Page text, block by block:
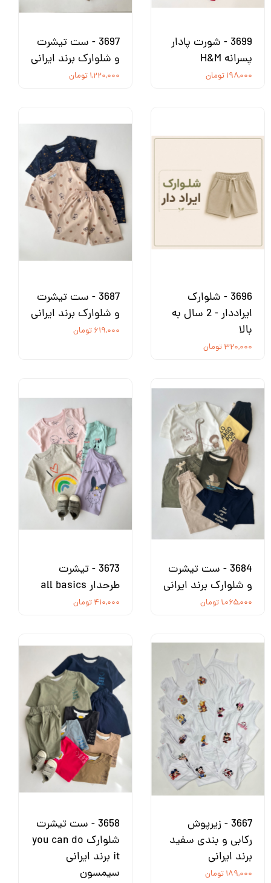
3699 - شورت پادار
پسرانه H&M
۱۹۸,۰۰۰ تومان
3697 - ست تیشرت
و شلوارک برند ایرانی
۱,۲۲۰,۰۰۰ تومان
3696 - شلوارک
ایراددار - 2 سال به
بالا
۳۲۰,۰۰۰ تومان
3687 - ست تیشرت
و شلوارک برند ایرانی
۶۱۹,۰۰۰ تومان
3684 - ست تیشرت
و شلوارک برند ایرانی
۱,۰۶۵,۰۰۰ تومان
3673 - تیشرت
طرحدار all basics
۴۱۰,۰۰۰ تومان
3667 - زیرپوش
رکابی و بندی سفید
برند ایرانی
۱۸۹,۰۰۰ تومان
3658 - ست تیشرت
شلوارک you can do
it برند ایرانی
سیمسون